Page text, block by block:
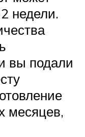
недели.
вы подали
месяцев,